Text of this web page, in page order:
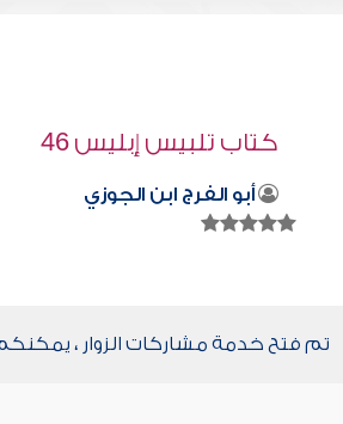
قراءة صوتية لكتاب
محمد العريفي
تم فتح خدمة مشاركات الزوار ،